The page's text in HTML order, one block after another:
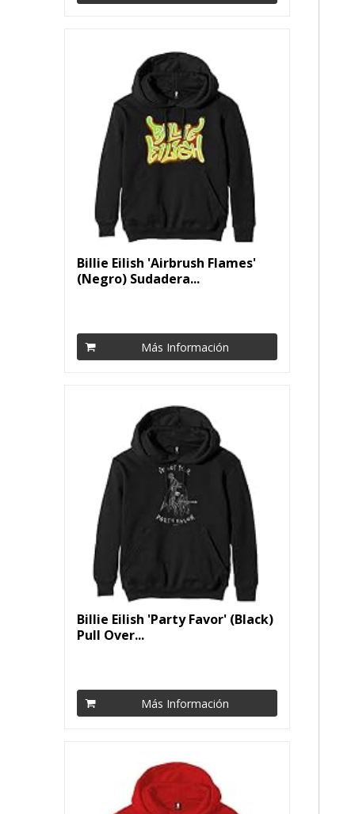
Billie Eilish 'Airbrush Flames'
(Negro) Sudadera...
Más Información
Billie Eilish 'Party Favor' (Black)
Pull Over...
Más Información